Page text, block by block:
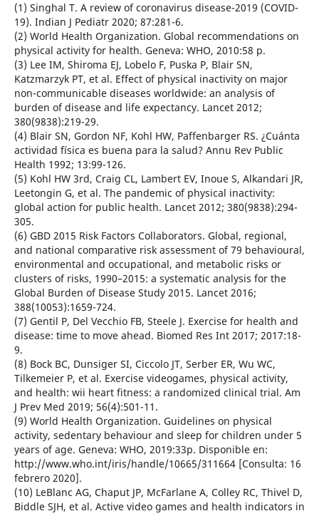
(1) Singhal T. A review of coronavirus disease-2019 (COVID-
19). Indian J Pediatr 2020; 87:281-6.
(2) World Health Organization. Global recommendations on
physical activity for health. Geneva: WHO, 2010:58 p.
(3) Lee IM, Shiroma EJ, Lobelo F, Puska P, Blair SN,
Katzmarzyk PT, et al. Effect of physical inactivity on major
non-communicable diseases worldwide: an analysis of
burden of disease and life expectancy. Lancet 2012;
380(9838):219-29.
(4) Blair SN, Gordon NF, Kohl HW, Paffenbarger RS. ¿Cuánta
actividad física es buena para la salud? Annu Rev Public
Health 1992; 13:99-126.
(5) Kohl HW 3rd, Craig CL, Lambert EV, Inoue S, Alkandari JR,
Leetongin G, et al. The pandemic of physical inactivity:
global action for public health. Lancet 2012; 380(9838):294-
305.
(6) GBD 2015 Risk Factors Collaborators. Global, regional,
and national comparative risk assessment of 79 behavioural,
environmental and occupational, and metabolic risks or
clusters of risks, 1990–2015: a systematic analysis for the
Global Burden of Disease Study 2015. Lancet 2016;
388(10053):1659-724.
(7) Gentil P, Del Vecchio FB, Steele J. Exercise for health and
disease: time to move ahead. Biomed Res Int 2017; 2017:18-
9.
(8) Bock BC, Dunsiger SI, Ciccolo JT, Serber ER, Wu WC,
Tilkemeier P, et al. Exercise videogames, physical activity,
and health: wii heart fitness: a randomized clinical trial. Am
J Prev Med 2019; 56(4):501-11.
(9) World Health Organization. Guidelines on physical
activity, sedentary behaviour and sleep for children under 5
years of age. Geneva: WHO, 2019:33p. Disponible en:
http://www.who.int/iris/handle/10665/311664 [Consulta: 16
febrero 2020].
(10) LeBlanc AG, Chaput JP, McFarlane A, Colley RC, Thivel D,
Biddle SJH, et al. Active video games and health indicators in